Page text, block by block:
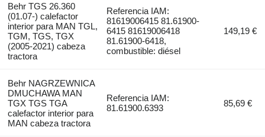
Behr TGS 26.360
(01.07-) calefactor
interior para MAN TGL,
TGM, TGS, TGX
(2005-2021) cabeza
tractora
Referencia IAM:
81619006415 81.61900-
6415 81619006418
81.61900-6418,
combustible: diésel
149,19 €
Behr NAGRZEWNICA
DMUCHAWA MAN
TGX TGS TGA
calefactor interior para
MAN cabeza tractora
Referencia IAM:
81.61900.6393
85,69 €